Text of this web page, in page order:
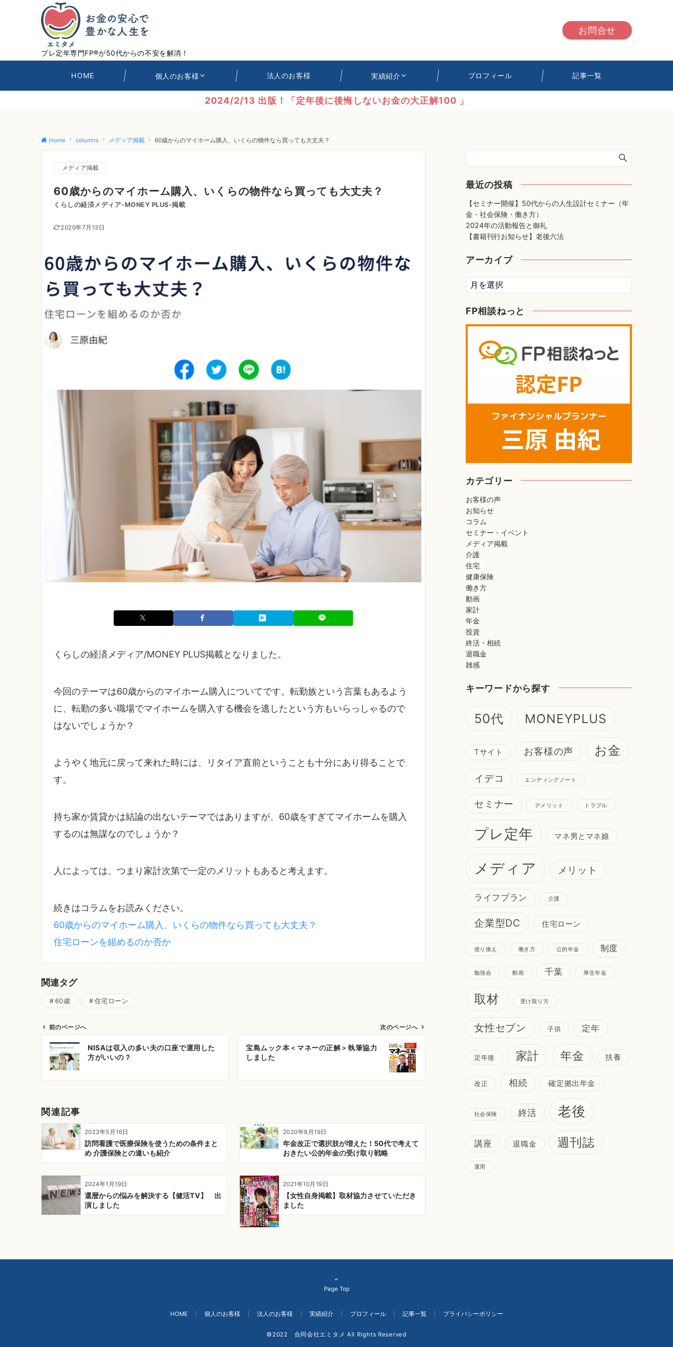
プレ定年専門FP®が50代からの不安を解消！
お問合せ
HOME 個人のお客様 法人のお客様 実績紹介 プロフィール 記事一覧
2024/2/13 出版！「定年後に後悔しないお金の大正解100 」
Home columns メディア掲載 60歳からのマイホーム購入、いくらの物件なら買っても大丈夫？
メディア掲載
60歳からのマイホーム購入、いくらの物件なら買っても大丈夫？
くらしの経済メディア-MONEY PLUS-掲載
2020年7月13日
くらしの経済メディア/MONEY PLUS掲載となりました。
今回のテーマは60歳からのマイホーム購入についてです。転勤族という言葉もあるよう
に、転勤の多い職場でマイホームを購入する機会を逃したという方もいらっしゃるので
はないでしょうか？
ようやく地元に戻って来れた時には、リタイア直前ということも十分にあり得ることで
す。
持ち家か賃貸かは結論の出ないテーマではありますが、60歳をすぎてマイホームを購入
するのは無謀なのでしょうか？
人によっては、つまり家計次第で一定のメリットもあると考えます。
続きはコラムをお読みください。
60歳からのマイホーム購入、いくらの物件なら買っても大丈夫？
住宅ローンを組めるのか否か
関連タグ
60歳 住宅ローン
ビ
ー
シ
ョ
ン
前のページへ
NISAは収入の多い夫の口座で運用した
方がいいの？
次のページへ
宝島ムック本＜マネーの正解＞執筆協力
しました
関連記事
2023年5月16日
訪問看護で医療保険を使うための条件まと
め 介護保険との違いも紹介
2020年8月19日
年金改正で選択肢が増えた！50代で考えて
おきたい公的年金の受け取り戦略
2024年1月19日
還暦からの悩みを解決する【健活TV】 出
演しました
2021年10月19日
【女性自身掲載】取材協力させていただき
ました
最近の投稿
【セミナー開催】50代からの人生設計セミナー（年
金・社会保険・働き方）
2024年の活動報告と御礼
【書籍刊行お知らせ】老後六法
アーカイブ
ア
ー
イ
FP相談ねっと
カテゴリー
お客様の声
お知らせ
コラム
セミナー・イベント
メディア掲載
介護
住宅
健康保険
働き方
動画
家計
年金
投資
終活・相続
退職金
雑感
キーワードから探す
50代 MONEYPLUS
Tサイト お客様の声 お金
イデコ エンディングノート
セミナー デメリット トラブル
プレ定年 マネ男とマネ娘
メディア メリット
ライフプラン 介護
企業型DC 住宅ローン
借り換え 働き方 公的年金 制度
勉強会 動画 千葉 厚生年金
取材 受け取り方
女性セブン 子供 定年
定年後 家計 年金 扶養
改正 相続 確定拠出年金
社会保険 終活 老後
講座 退職金 週刊誌
運用
Page Top
HOME 個人のお客様 法人のお客様 実績紹介 プロフィール 記事一覧 プライバシーポリシー
©2022 合同会社エミタメ All Rights Reserved